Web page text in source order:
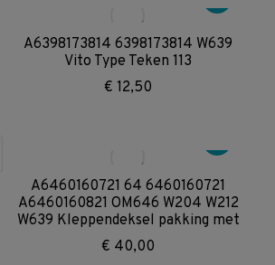
A6398173814 6398173814 W639
Vito Type Teken 113
€ 12,50
A6460160721 64 6460160721
A6460160821 OM646 W204 W212
W639 Kleppendeksel pakking met
€ 40,00